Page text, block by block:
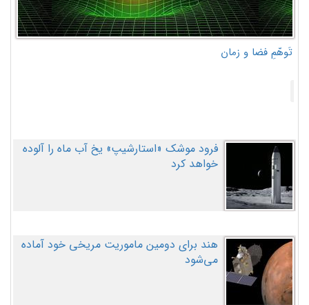
تَوهّمِ فضا و زمان
فرود موشک «استارشیپ» یخ آب ماه را آلوده
خواهد کرد
هند برای دومین ماموریت مریخی خود آماده
می‌شود